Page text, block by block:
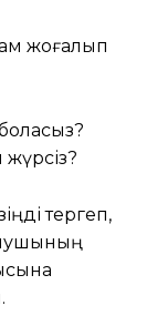
жоғалып
тергеп,